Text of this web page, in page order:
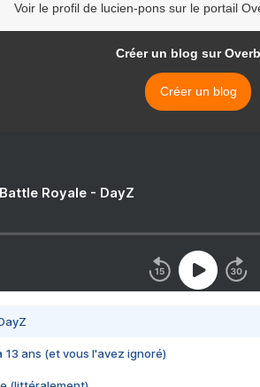
Voir le profil de lucien-pons sur le portail
Créer un blog sur
Créer un blog
Royale - DayZ
13 ans (et vous l'avez ignoré)